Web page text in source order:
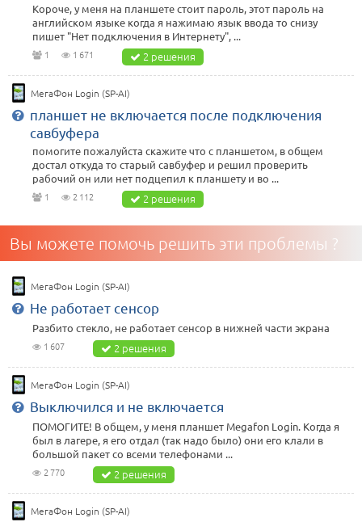
Короче, у меня на планшете стоит пароль, этот пароль на
английском языке когда я нажимаю язык ввода то снизу
пишет "Нет подключения в Интернету", ...
1 1 671 2 решения
МегаФон Login (SP-AI)
планшет не включается после подключения
савбуфера
помогите пожалуйста скажите что с планшетом, в общем
достал откуда то старый савбуфер и решил проверить
рабочий он или нет подцепил к планшету и во ...
1 2 112 2 решения
Вы можете помочь решить эти проблемы ?
МегаФон Login (SP-AI)
Не работает сенсор
Разбито стекло, не работает сенсор в нижней части экрана
1 607 2 решения
МегаФон Login (SP-AI)
Выключился и не включается
ПОМОГИТЕ! В общем, у меня планшет Megafon Login. Когда я
был в лагере, я его отдал (так надо было) они его клали в
большой пакет со всеми телефонами ...
2 770 2 решения
МегаФон Login (SP-AI)